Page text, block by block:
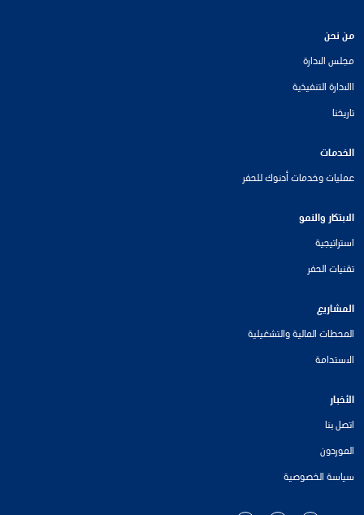
من نحن
مجلس الادارة
االادارة التنفيذية
تاريخنا
الخدمات
عمليات وخدمات أدنوك للحفر
الابتكار والنمو
استراتيجية
تقنيات الحفر
المشاريع
المحطات المالية والتشغيلية
الاستدامة
الأخبار
اتصل بنا
الموردون
سياسة الخصوصية